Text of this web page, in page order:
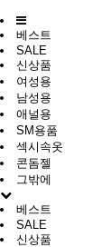
베스트
SALE
신상품
여성용
남성용
애널용
SM용품
섹시속옷
콘돔젤
그밖에
베스트
SALE
신상품